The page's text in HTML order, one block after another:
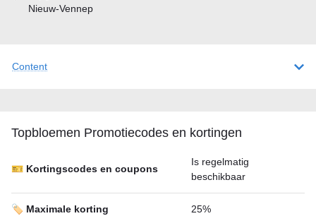
Content
Topbloemen Promotiecodes en kortingen
🎫 Kortingscodes en coupons
Is regelmatig
beschikbaar
🏷️ Maximale korting 25%
Nieuw-Vennep